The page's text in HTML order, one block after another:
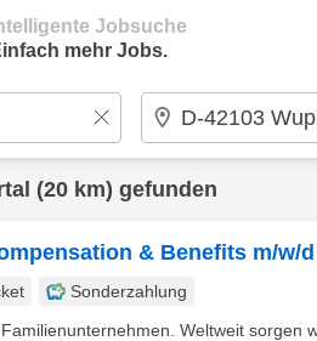
Jobsuche
mehr Jobs.
(20 km) gefunden
& Benefits m/w/d
Sonderzahlung
Weltweit sorgen